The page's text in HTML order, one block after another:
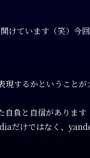
ています（笑）今
現するかということが
自負と自信があります
だけではなく、